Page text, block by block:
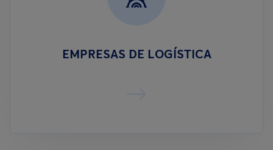
EMPRESAS DE LOGÍSTICA